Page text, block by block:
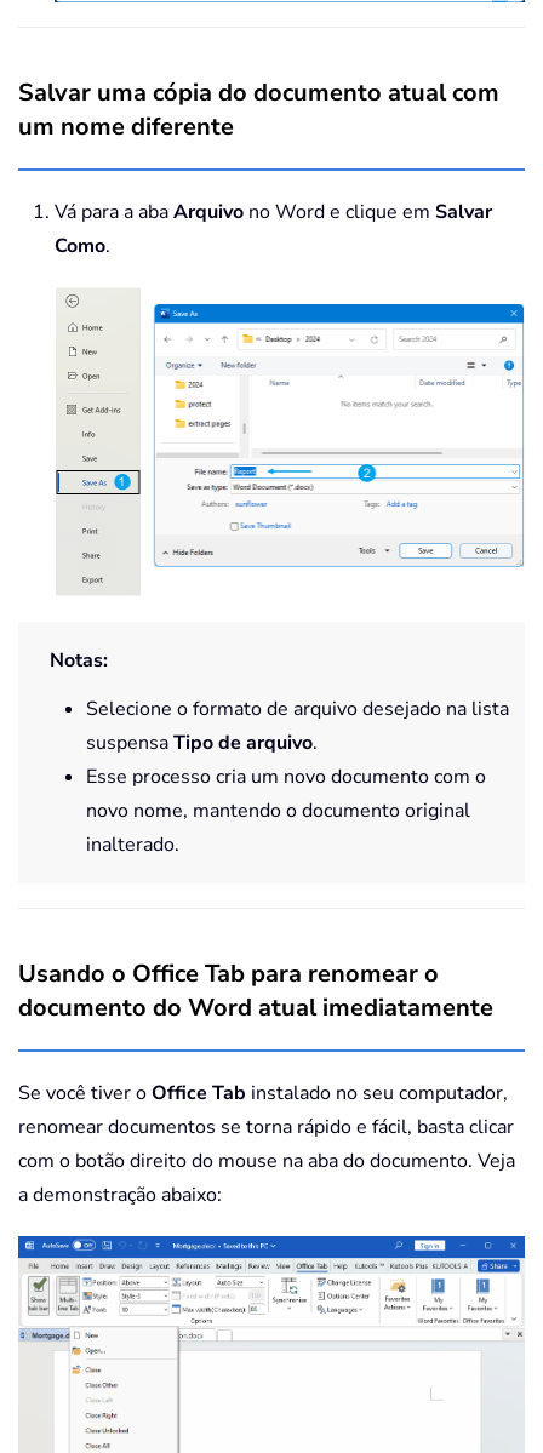
Salvar uma cópia do documento atual com
um nome diferente
Vá para a abaArquivo no Word e clique em Salvar
Como.
Notas:
Selecione o formato de arquivo desejado na lista
suspensaTipo de arquivo.
Esse processo cria um novo documento com o
novo nome, mantendo o documento original
inalterado.
Usando o Office Tab para renomear o
documento do Word atual imediatamente
Se você tiver oOffice Tab instalado no seu computador,
renomear documentos se torna rápido e fácil, basta clicar
com o botão direito do mouse na aba do documento. Veja
a demonstração abaixo: